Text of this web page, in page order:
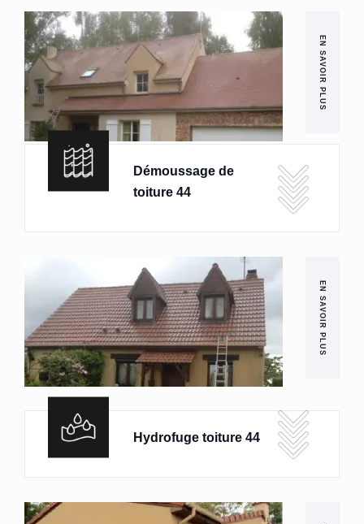
EN SAVOIR PLUS
Démoussage de
toiture 44
EN SAVOIR PLUS
Hydrofuge toiture 44